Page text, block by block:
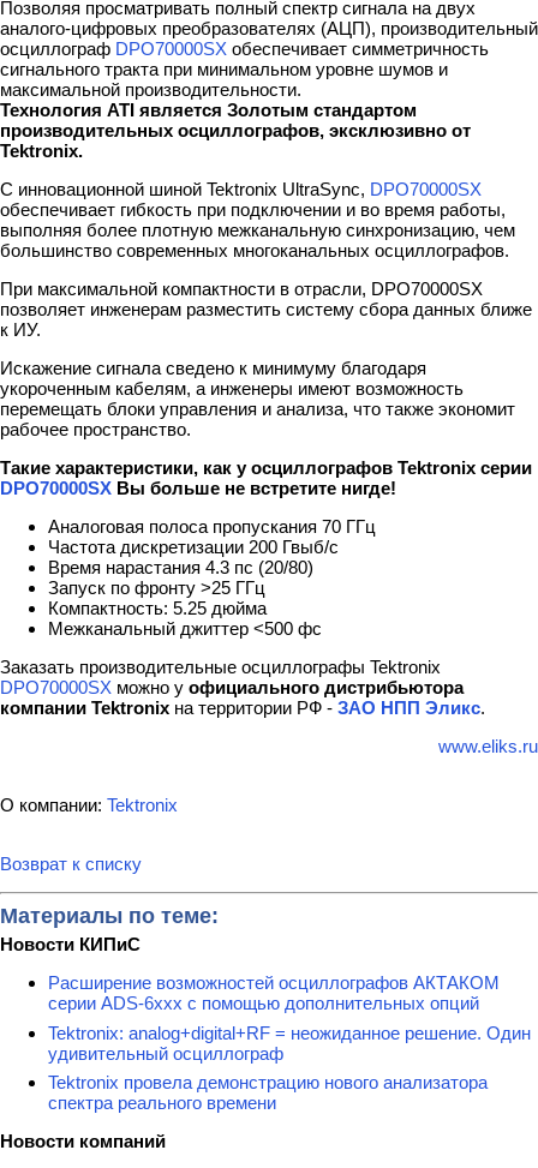
Позволяя просматривать полный спектр сигнала на двух
аналого-цифровых преобразователях (АЦП), производительный
осциллограф DPO70000SX обеспечивает симметричность
сигнального тракта при минимальном уровне шумов и
максимальной производительности.
Технология ATI является Золотым стандартом
производительных осциллографов, эксклюзивно от
Tektronix.
С инновационной шиной Tektronix UltraSync, DPO70000SX
обеспечивает гибкость при подключении и во время работы,
выполняя более плотную межканальную синхронизацию, чем
большинство современных многоканальных осциллографов.
При максимальной компактности в отрасли, DPO70000SX
позволяет инженерам разместить систему сбора данных ближе
к ИУ.
Искажение сигнала сведено к минимуму благодаря
укороченным кабелям, а инженеры имеют возможность
перемещать блоки управления и анализа, что также экономит
рабочее пространство.
Такие характеристики, как у осциллографов Tektronix серии
DPO70000SX Вы больше не встретите нигде!
Аналоговая полоса пропускания 70 ГГц
Частота дискретизации 200 Гвыб/с
Время нарастания 4.3 пс (20/80)
Запуск по фронту >25 ГГц
Компактность: 5.25 дюйма
Межканальный джиттер <500 фс
Заказать производительные осциллографы Tektronix
DPO70000SX можно у официального дистрибьютора
компании Tektronix на территории РФ - ЗАО НПП Эликс.
www.eliks.ru
О компании: Tektronix
Возврат к списку
Материалы по теме:
Новости КИПиС
Расширение возможностей осциллографов АКТАКОМ
серии ADS-6ххх с помощью дополнительных опций
Tektronix: analog+digital+RF = неожиданное решение. Один
удивительный осциллограф
Tektronix провела демонстрацию нового анализатора
спектра реального времени
Новости компаний